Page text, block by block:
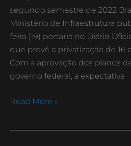
segundo semestre de 2022
Ministério de Infraestrutura
feira (19) portaria no Diário
que prevê a privatização de 16
Com a aprovação dos planos
governo federal, a expectativa
aeroportos
Read More »